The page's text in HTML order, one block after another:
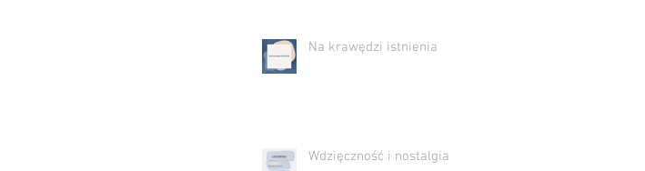
Na krawędzi istnienia
Wdzięczność i nostalgia